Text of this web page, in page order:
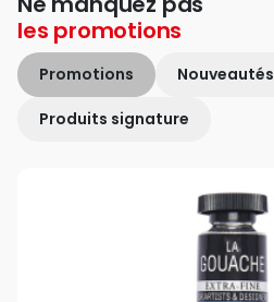
les promotions
Promotions Nouveautés
Produits signature